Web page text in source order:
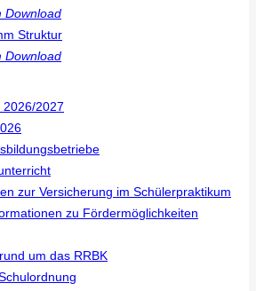
Download
Struktur
Download
2026/2027
zur Versicherung im Schülerpraktikum
zu Fördermöglichkeiten
um das RRBK